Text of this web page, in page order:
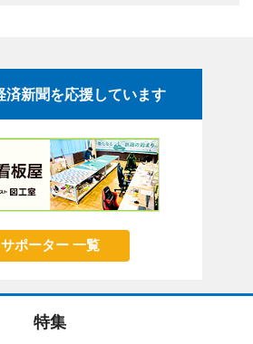
済新聞を応援しています
サポーター 一覧
特集